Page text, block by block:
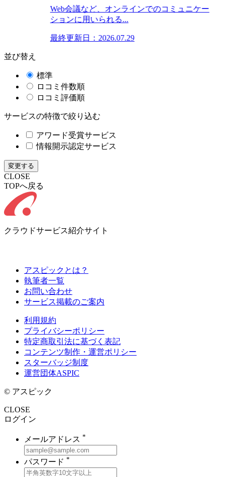
Web会議など、オンラインでのコミュニケー
ションに用いられる...
最終更新日：2026.07.29
並び替え
標準
ロコミ件数順
ロコミ評価順
サービスの特徴で絞り込む
アワード受賞サービス
情報開示認定サービス
変更する
CLOSE
TOPへ戻る
クラウドサービス紹介サイト
アスピックとは？
執筆者一覧
お問い合わせ
サービス掲載のご案内
利用規約
プライバシーポリシー
特定商取引法に基づく表記
コンテンツ制作・運営ポリシー
スターバッジ制度
運営団体ASPIC
© アスピック
CLOSE
ログイン
メールアドレス *
パスワード *